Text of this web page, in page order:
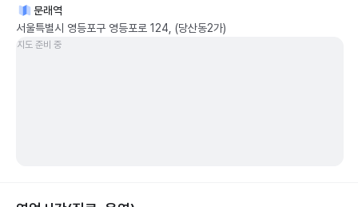
문래역
서울특별시 영등포구 영등포로 124, (당산동2가)
지도 준비 중